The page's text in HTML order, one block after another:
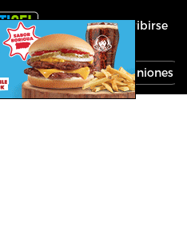
Inscribirse
Economía Opiniones